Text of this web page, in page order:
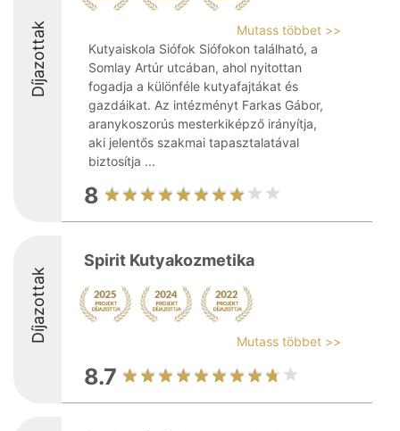
Díjazottak
Mutass többet >>
Kutyaiskola Siófok Siófokon található, a
Somlay Artúr utcában, ahol nyitottan
fogadja a különféle kutyafajtákat és
gazdáikat. Az intézményt Farkas Gábor,
aranykoszorús mesterkiképző irányítja,
aki jelentős szakmai tapasztalatával
biztosítja ...
8
Díjazottak
Spirit Kutyakozmetika
Mutass többet >>
8.7